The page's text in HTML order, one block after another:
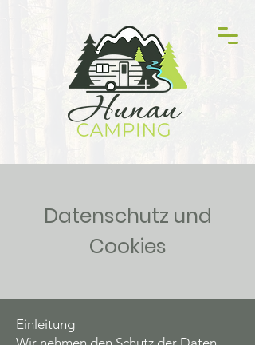
Datenschutz und
Cookies
Einleitung